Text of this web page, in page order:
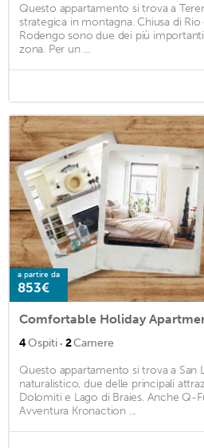
Questo appartamento si trova a
strategica in montagna. Chiusa di
Rodengo sono due dei più
zona. Per un ...
a partire da
853€
4Ospiti · 2Camere
Questo appartamento si trova a San
naturalistico, due delle principali
Dolomiti e Lago di Braies. Anche Q-
Avventura Kronaction ...